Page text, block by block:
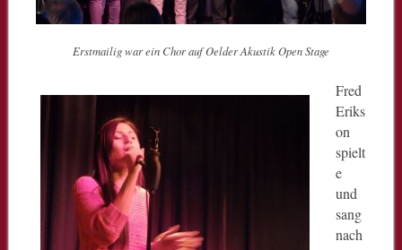
Erstmailig war ein Chor auf Oelder Akustik Open Stage
Fred
Eriks
on
spielt
e
und
sang
nach